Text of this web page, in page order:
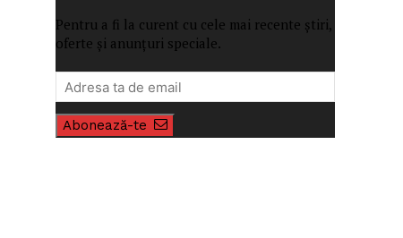
Pentru a fi la curent cu cele mai recente știri,
oferte și anunțuri speciale.
Abonează-te